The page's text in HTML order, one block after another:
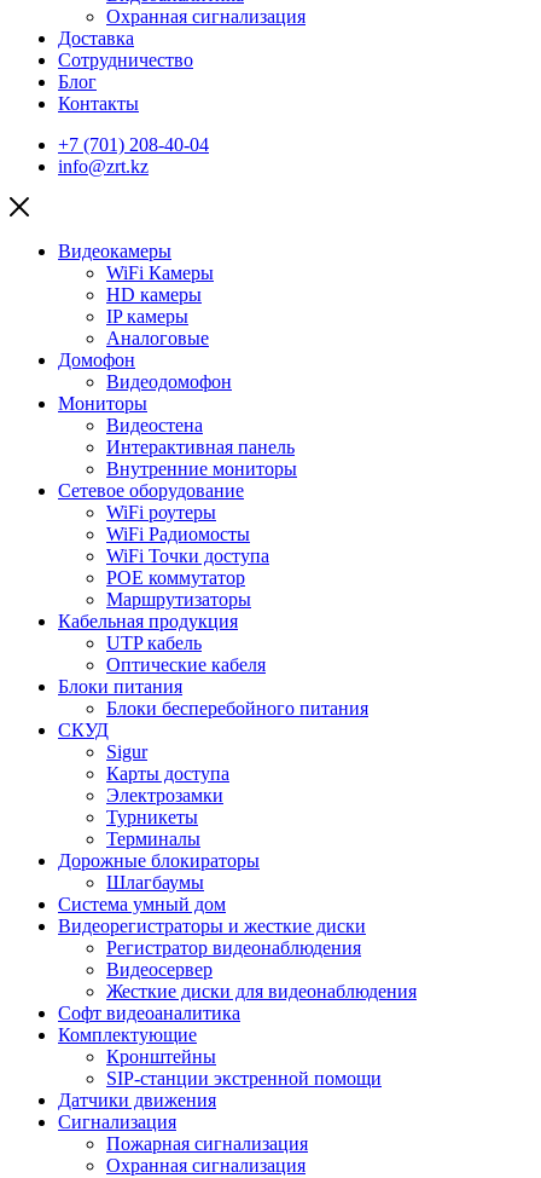
Охранная сигнализация
Доставка
Сотрудничество
Блог
Контакты
+7 (701) 208-40-04
info@zrt.kz
Видеокамеры
WiFi Камеры
HD камеры
IP камеры
Аналоговые
Домофон
Видеодомофон
Мониторы
Видеостена
Интерактивная панель
Внутренние мониторы
Сетевое оборудование
WiFi роутеры
WiFi Радиомосты
WiFi Точки доступа
POE коммутатор
Маршрутизаторы
Кабельная продукция
UTP кабель
Оптические кабеля
Блоки питания
Блоки бесперебойного питания
СКУД
Sigur
Карты доступа
Электрозамки
Турникеты
Терминалы
Дорожные блокираторы
Шлагбаумы
Cистема умный дом
Видеорегистраторы и жесткие диски
Регистратор видеонаблюдения
Видеосервер
Жесткие диски для видеонаблюдения
Софт видеоаналитика
Комплектующие
Кронштейны
SIP-станции экстренной помощи
Датчики движения
Сигнализация
Пожарная сигнализация
Охранная сигнализация